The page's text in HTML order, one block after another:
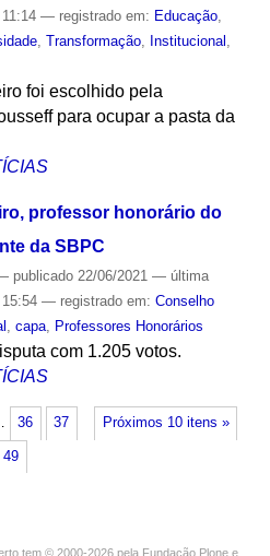
— registrado em: Educação,
, Transformação, Institucional
foi escolhido pela
para ocupar a pasta da
professor honorário do
da SBPC
publicado22/06/2021 — última
— registrado em: Conselho
, capa, Professores Honorários
com 1.205 votos.
Próximos 10 itens »
36 37
49
tem © 2000-2026 pela Fundação Plone e